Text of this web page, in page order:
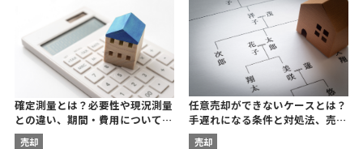
確定測量とは？必要性や現況測量
との違い、期間・費用について宅
建士が解説
売却
任意売却ができないケースとは？
手遅れになる条件と対処法、売却
後の残債についても解説
売却